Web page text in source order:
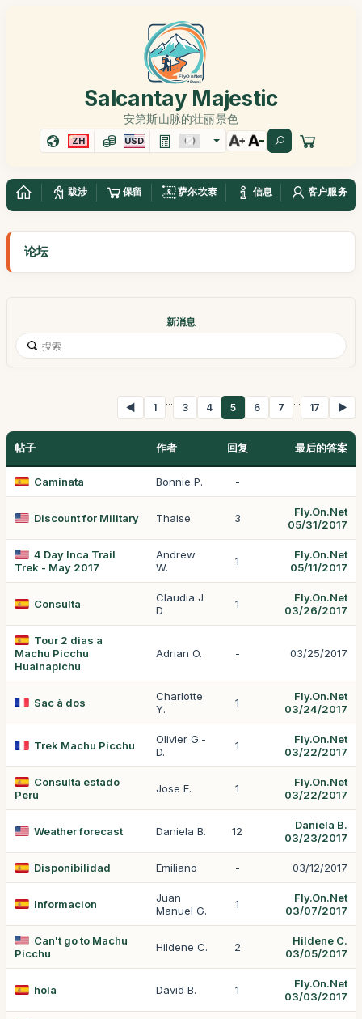
Salcantay Majestic
安第斯山脉的壮丽景色
ZH USD
跋涉 保留 萨尔坎泰 信息 客户服务
论坛
新消息
◀ 1 ... 3 4 5 6 7 ... 17 ▶
帖子 作者 回复 最后的答案
Caminata Bonnie P. -
Discount for Military Thaise 3
Fly.On.Net
05/31/2017
4 Day Inca Trail
Trek - May 2017
Andrew
W.
1
Fly.On.Net
05/11/2017
Consulta
Claudia J
D
1
Fly.On.Net
03/26/2017
Tour 2 dias a
Machu Picchu
Huainapichu
Adrian O. - 03/25/2017
Sac à dos
Charlotte
Y.
1
Fly.On.Net
03/24/2017
Trek Machu Picchu
Olivier G.-
D.
1
Fly.On.Net
03/22/2017
Consulta estado
Perú
Jose E. 1
Fly.On.Net
03/22/2017
Weather forecast Daniela B. 12
Daniela B.
03/23/2017
Disponibilidad Emiliano - 03/12/2017
Informacion
Juan
Manuel G.
1
Fly.On.Net
03/07/2017
Can't go to Machu
Picchu
Hildene C. 2
Hildene C.
03/05/2017
hola David B. 1
Fly.On.Net
03/03/2017